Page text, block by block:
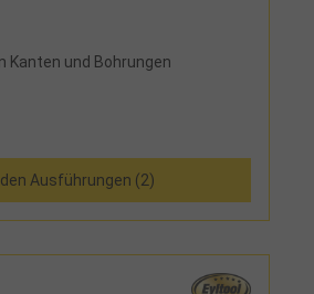
Kanten und Bohrungen
Ausführungen (2)